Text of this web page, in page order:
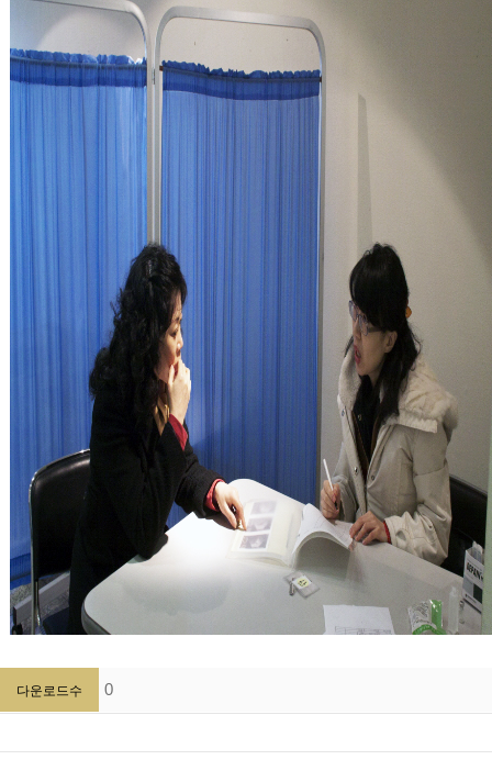
다운로드수 0